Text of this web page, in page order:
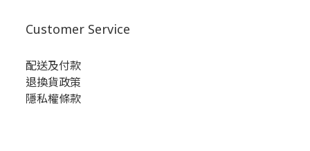
Customer Service
配送及付款
退換貨政策
隱私權條款